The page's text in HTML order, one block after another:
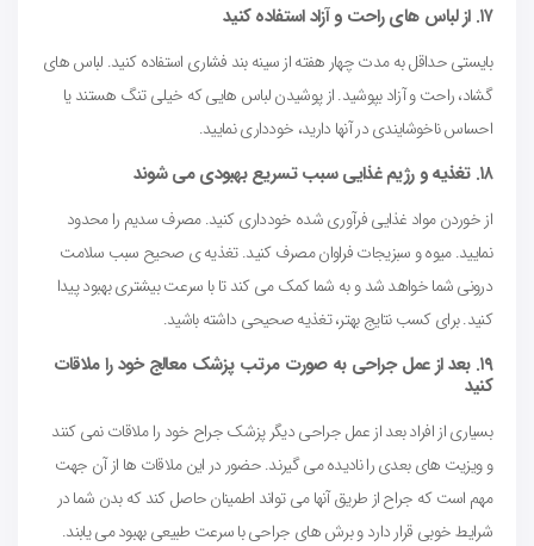
۱۷. از لباس های راحت و آزاد استفاده کنید
بایستی حداقل به مدت چهار هفته از سینه بند فشاری استفاده کنید. لباس های
گشاد، راحت و آزاد بپوشید. از پوشیدن لباس هایی که خیلی تنگ هستند یا
احساس ناخوشایندی در آنها دارید، خودداری نمایید.
۱۸. تغذیه و رژیم غذایی سبب تسریع بهبودی می شوند
از خوردن مواد غذایی فرآوری شده خودداری کنید. مصرف سدیم را محدود
نمایید. میوه و سبزیجات فراوان مصرف کنید. تغذیه ی صحیح سبب سلامت
درونی شما خواهد شد و به شما کمک می کند تا با سرعت بیشتری بهبود پیدا
کنید. برای کسب نتایج بهتر، تغذیه صحیحی داشته باشید.
۱۹. بعد از عمل جراحی به صورت مرتب پزشک معالج خود را ملاقات
کنید
بسیاری از افراد بعد از عمل جراحی دیگر پزشک جراح خود را ملاقات نمی کنند
و ویزیت های بعدی را نادیده می گیرند. حضور در این ملاقات ها از آن جهت
مهم است که جراح از طریق آنها می تواند اطمینان حاصل کند که بدن شما در
شرایط خوبی قرار دارد و برش های جراحی با سرعت طبیعی بهبود می یابند.